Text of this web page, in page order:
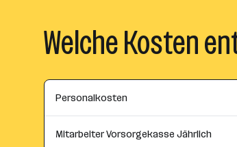
Welche Kosten
Personalkosten
Mitarbeiter Vorsorgekasse Jährlich